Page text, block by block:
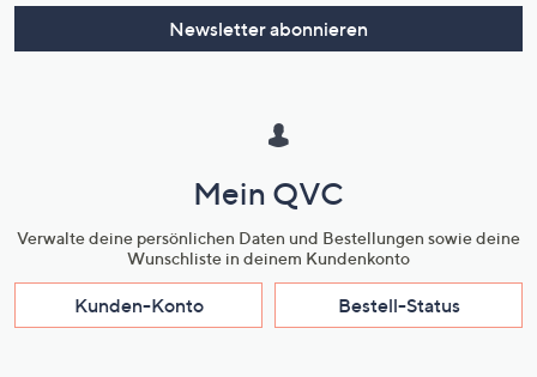
Newsletter abonnieren
Mein QVC
Verwalte deine persönlichen Daten und Bestellungen sowie deine
Wunschliste in deinem Kundenkonto
Kunden-Konto Bestell-Status